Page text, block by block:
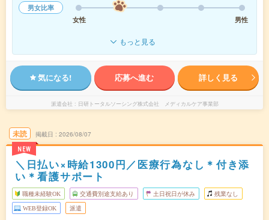
男女比率
女性
男性
もっと見る
気になる! 応募へ進む 詳しく見る
派遣会社 日研トータルソーシング株式会社 メディカルケア事業部
未読
NEW
掲載日 2026/08/07
＼日払い×時給1300円／医療行為なし＊付き添
い＊看護サポート
職種未経験OK 交通費別途支給あり 土日祝日が休み 残業なし
WEB登録OK 派遣